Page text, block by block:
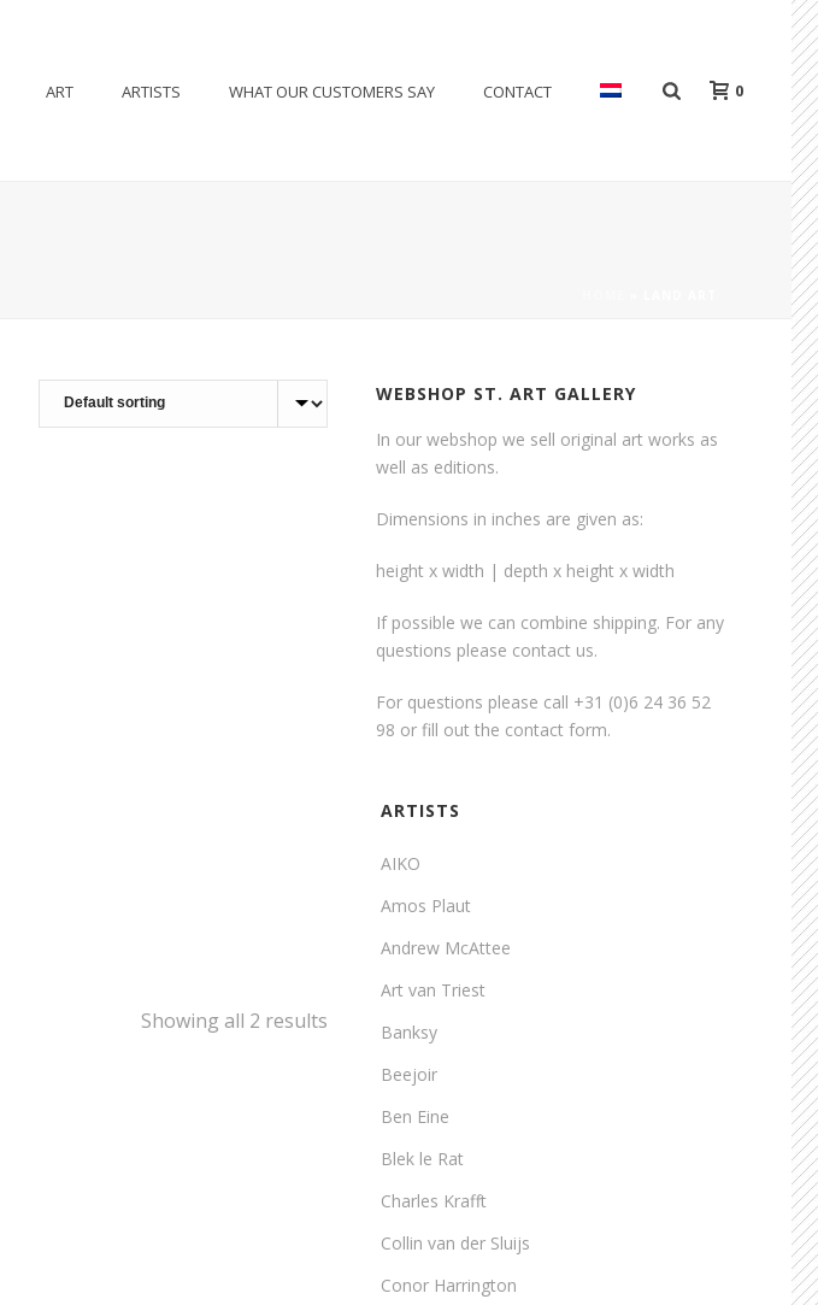
ART ARTISTS WHAT OUR CUSTOMERS SAY CONTACT 0
Showing all 2 results
WEBSHOP ST. ART GALLERY
In our webshop we sell original art works as
well as editions.
Dimensions in inches are given as:
height x width | depth x height x width
If possible we can combine shipping. For any
questions please contact us.
For questions please call +31 (0)6 24 36 52
98 or fill out the contact form.
ARTISTS
AIKO
Amos Plaut
Andrew McAttee
Art van Triest
Banksy
Beejoir
Ben Eine
Blek le Rat
Charles Krafft
Collin van der Sluijs
Conor Harrington